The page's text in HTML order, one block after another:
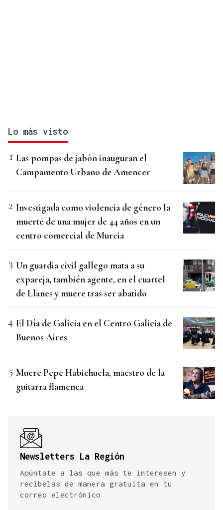
Lo más visto
Las pompas de jabón inauguran el
Campamento Urbano de Amencer
Investigada como violencia de género la
muerte de una mujer de 44 años en un
centro comercial de Murcia
Un guardia civil gallego mata a su
expareja, también agente, en el cuartel
de Llanes y muere tras ser abatido
El Día de Galicia en el Centro Galicia de
Buenos Aires
Muere Pepe Habichuela, maestro de la
guitarra flamenca
Newsletters La Región
Apúntate a las que más te interesen y
recíbelas de manera gratuita en tu
correo electrónico